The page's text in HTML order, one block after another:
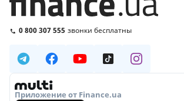
0 800 307 555 звонки бесплатны
Приложение от Finance.ua